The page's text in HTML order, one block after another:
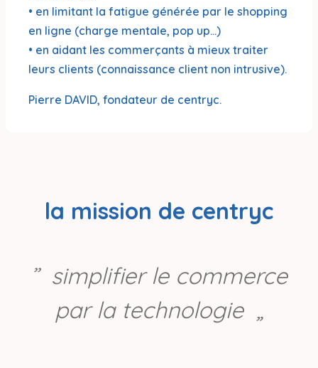
• en limitant la fatigue générée par le shopping
en ligne (charge mentale, pop up...)
• en aidant les commerçants à mieux traiter
leurs clients (connaissance client non intrusive).
Pierre DAVID, fondateur de centryc.
la mission de centryc
simplifier le commerce
par la technologie